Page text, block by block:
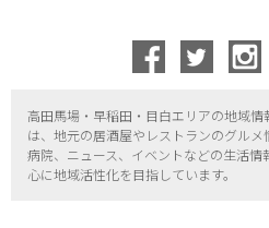
高田馬場・早稲田・目白エリアの地域情
は、地元の居酒屋やレストランのグルメ
病院、ニュース、イベントなどの生活情
心に地域活性化を目指しています。